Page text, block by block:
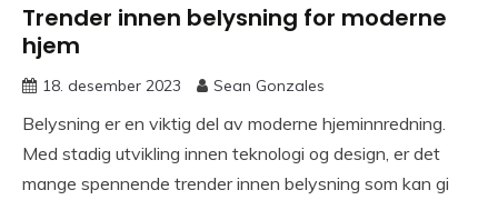
Trender innen belysning for moderne
hjem
18. desember 2023 Sean Gonzales
Belysning er en viktig del av moderne hjeminnredning.
Med stadig utvikling innen teknologi og design, er det
mange spennende trender innen belysning som kan gi